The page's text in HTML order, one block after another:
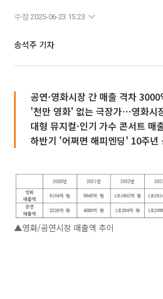
수정 2025-06-23 15:23
송석주 기자
공연·영화시장 간 매출 격차
'천만 영화' 없는 극장가⋯영화시
대형 뮤지컬·인기 가수 콘서트 매
하반기 '어쩌면 해피엔딩' 10주년
▲영화/공연시장 매출액 추이